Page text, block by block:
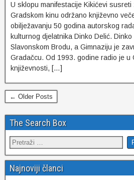
U sklopu manifestacije Kikićevi
Gradskom kinu održano književno
obilježavanju 50 godina autorskog
kulturnog djelatnika Dinko Delić.
Slavonskom Brodu, a Gimnaziju je
Gradačcu. Od 1993. godine radio je u
književnosti, […]
← Older Posts
The Search Box
Najnoviji članci